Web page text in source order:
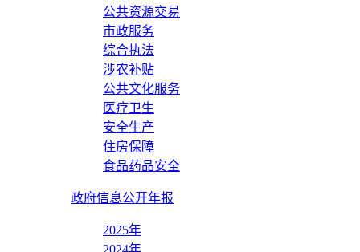
公共资源交易
市政服务
综合执法
涉农补贴
公共文化服务
医疗卫生
安全生产
住房保障
食品药品安全
政府信息公开年报
2025年
2024年